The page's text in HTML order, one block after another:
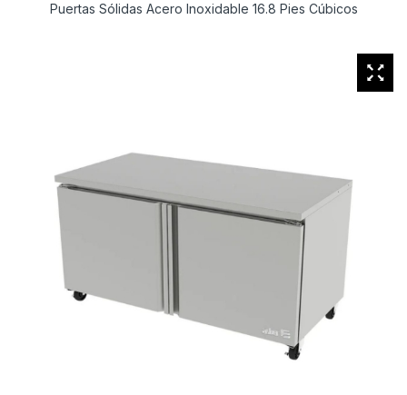
Puertas Sólidas Acero Inoxidable 16.8 Pies Cúbicos